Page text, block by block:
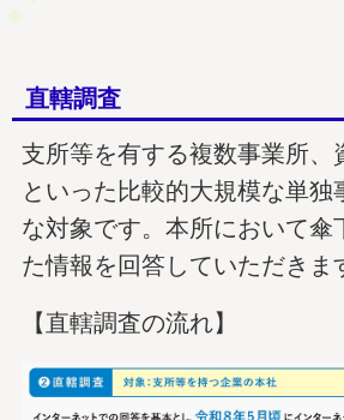
直轄調査
支所等を有する複数事業所、
といった比較的大規模な単独
な対象です。本所において傘
た情報を回答していただきま
【直轄調査の流れ】